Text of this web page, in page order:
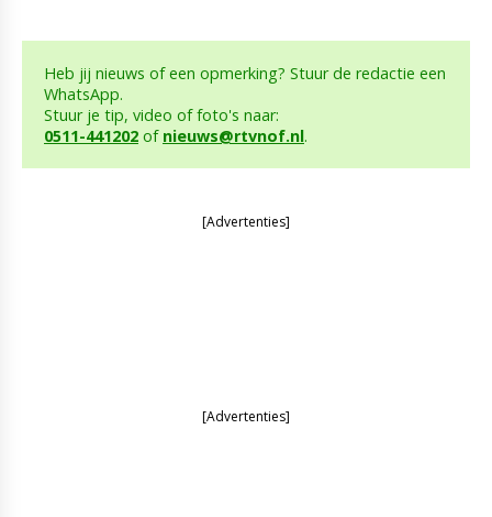
Heb jij nieuws of een opmerking? Stuur de redactie een
WhatsApp.
Stuur je tip, video of foto's naar:
0511-441202 of nieuws@rtvnof.nl.
[Advertenties]
[Advertenties]